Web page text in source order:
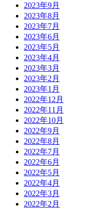
2023年9月
2023年8月
2023年7月
2023年6月
2023年5月
2023年4月
2023年3月
2023年2月
2023年1月
2022年12月
2022年11月
2022年10月
2022年9月
2022年8月
2022年7月
2022年6月
2022年5月
2022年4月
2022年3月
2022年2月